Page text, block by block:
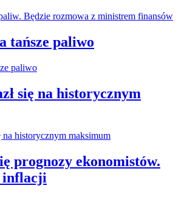
tańsze paliwo
się na historycznym
prognozy ekonomistów.
inflacji